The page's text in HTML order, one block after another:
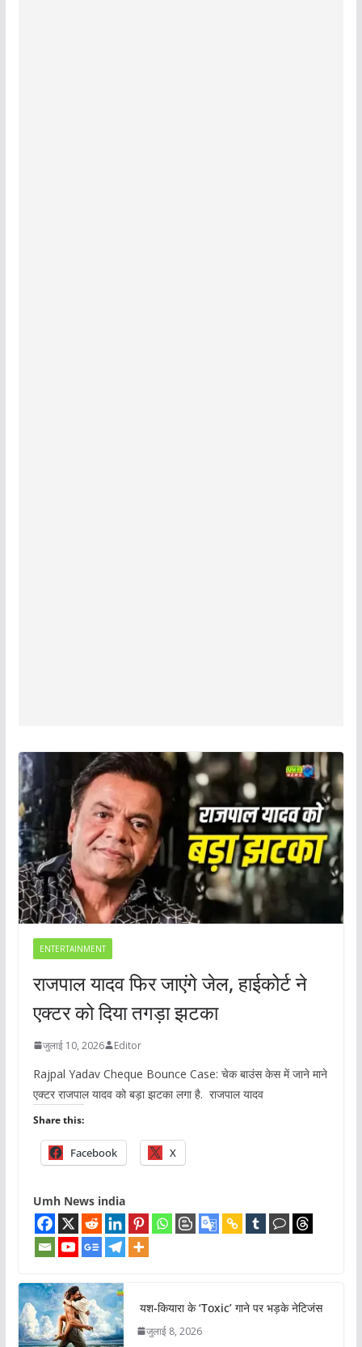
ENTERTAINMENT
राजपाल यादव फिर जाएंगे जेल, हाईकोर्ट ने
एक्टर को दिया तगड़ा झटका
जुलाई 10, 2026 Editor
Rajpal Yadav Cheque Bounce Case: चेक बाउंस केस में जाने माने
एक्टर राजपाल यादव को बड़ा झटका लगा है. राजपाल यादव
Share this:
Facebook X
Umh News india
यश-कियारा के ‘Toxic’ गाने पर भड़के नेटिजंस
जुलाई 8, 2026